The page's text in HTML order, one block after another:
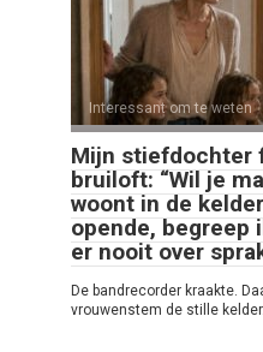
Interessant om te weten
Mijn stiefdochter
bruiloft: “Wil je
woont in de
opende, begreep
er nooit over
De bandrecorder kraakte.
vrouwenstem de stille